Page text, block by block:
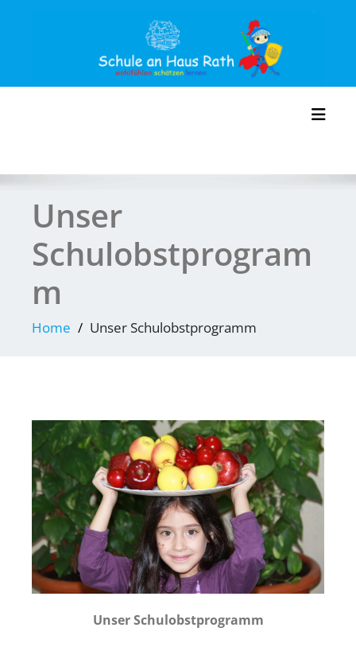
Unser
Schulobstprogram
m
Home Unser Schulobstprogramm
Unser Schulobstprogramm